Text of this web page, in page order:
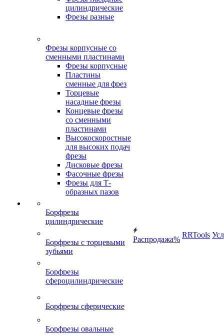
цилиндрические
Фрезы разные
Фрезы корпусные со
сменными пластинами
Фрезы корпусные
Пластины
сменные для фрез
Торцевые
насадные фрезы
Концевые фрезы
со сменными
пластинами
Высокоскоростные
для высоких подач
фрезы
Дисковые фрезы
Фасочные фрезы
Фрезы для Т-
образных пазов
Борфрезы
цилиндрические
Борфрезы с торцевыми
зубьями
Борфрезы
сфероцилиндрические
Борфрезы сферические
Борфрезы овальные
Распродажа%
RRTools